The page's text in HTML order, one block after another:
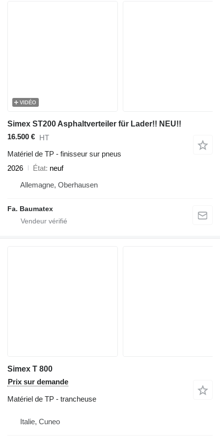
VIDÉO
Simex ST200 Asphaltverteiler für Lader!! NEU!!
16.500 € HT
Matériel de TP - finisseur sur pneus
2026
État neuf
Allemagne, Oberhausen
Fa. Baumatex
Simex T 800
Prix sur demande
Matériel de TP - trancheuse
Italie, Cuneo